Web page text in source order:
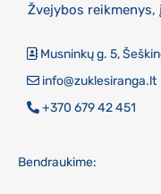
Žvejybos
Musninkų g. 5,
info@zuklesiranga.lt
+370 679 42 451
Bendraukime: